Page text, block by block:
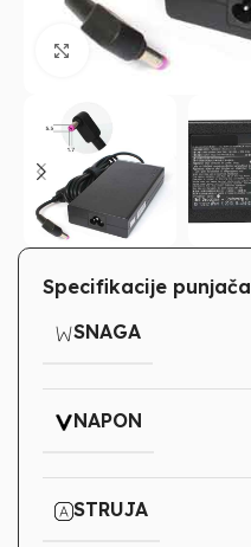
Klikni za uvećanje
Specifikacije punjača
SNAGA
NAPON
STRUJA